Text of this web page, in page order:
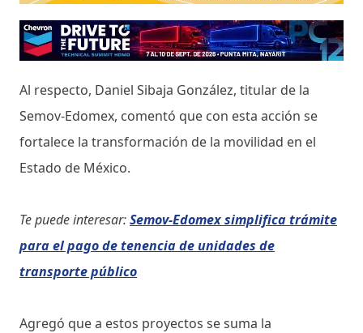
Al respecto, Daniel Sibaja González, titular de la
Semov-Edomex, comentó que con esta acción se
fortalece la transformación de la movilidad en el
Estado de México.
Te puede interesar:Semov-Edomex simplifica trámite
para el pago de tenencia de unidades de
transporte público
Agregó que a estos proyectos se suma la